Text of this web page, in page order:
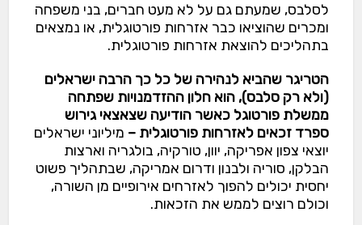
לסלבס, שמעתם גם על לא מעט חברים, בני משפחה
ומכרים שהוציאו כבר אזרחות פורטוגלית, או נמצאים
בתהליכים להוצאת אזרחות פורטוגלית.
הטריגר שהביא לנהירה של כל כך הרבה ישראלים
(ולא רק סלבס), הוא חלון ההזדמנויות שפתחה
ממשלת פורטוגל כאשר הודיעה שצאצאי גירוש
ספרד זכאים לאזרחות פורטוגלית – מיליוני ישראלים
יוצאי צפון אפריקה, יוון, טורקיה, בולגריה וארצות
הבלקן, סוריה ולבנון ודרום אמריקה, שבתהליך פשוט
יחסית יכולים להפוך לאזרחים אירופיים מן השורה,
וכולם רוצים לממש את הזכאות.